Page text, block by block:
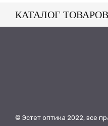
КАТАЛОГ ТОВАРОВ
© Эстет оптика 2022, все